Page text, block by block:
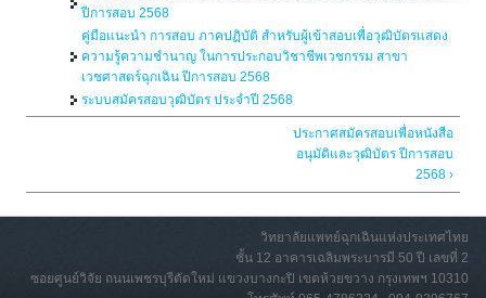
ปีการสอบ 2568
คู่มือแนะนำ การสอบ ภาคปฏิบัติ สําหรับผู้เข้าสอบเพื่อวุฒิบัตรแสดง
ความรู้ความชำนาญ ในการประกอบวิชาชีพเวชกรรม สาขา
เวชศาสตร์ฉุกเฉิน ปีการสอบ 2568
ระบบสมัครสอบวุฒิบัตร ประจำปี 2568
ประกาศสมัครสอบเพื่อหนังสือ
อนุมัติและวุฒิบัตร ปีการสอบ
2568 ›
วิทยาลัยแพทย์ฉุกเฉินแห่งประเทศไทย
ชั้น 12 อาคารเฉลิมพระบารมี 50 ปี เลขที่ 2
ซอยศูนย์วิจัย ถนนเพชรบุรีตัดใหม่ แขวงบางกะปิ เขตห้วยขวาง กรุงเทพฯ 10310